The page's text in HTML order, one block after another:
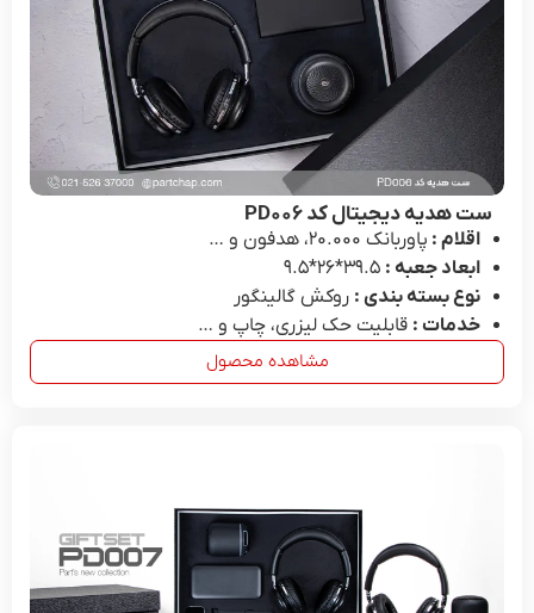
ست هدیه دیجیتال کد PD۰۰۶
اقلام : پاوربانک ۲۰.۰۰۰، هدفون و …
ابعاد جعبه :
نوع بسته بندی : روکش گالینگور
خدمات : قابلیت حک لیزری، چاپ و …
مشاهده محصول